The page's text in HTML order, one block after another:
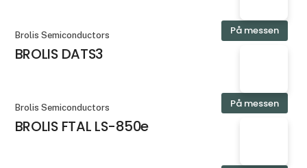
På messen
Brolis Semiconductors
BROLIS DATS3
På messen
Brolis Semiconductors
BROLIS FTAL LS-850e